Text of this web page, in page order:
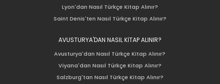
Lyon'dan Nasıl Türkçe Kitap Alınır?
Saint Denis'ten Nasıl Türkçe Kitap Alınır?
AVUSTURYA'DAN NASIL KİTAP ALINIR?
Avusturya'dan Nasıl Türkçe Kitap Alınır?
Viyana'dan Nasıl Türkçe Kitap Alınır?
Salzburg'tan Nasıl Türkçe Kitap Alınır?